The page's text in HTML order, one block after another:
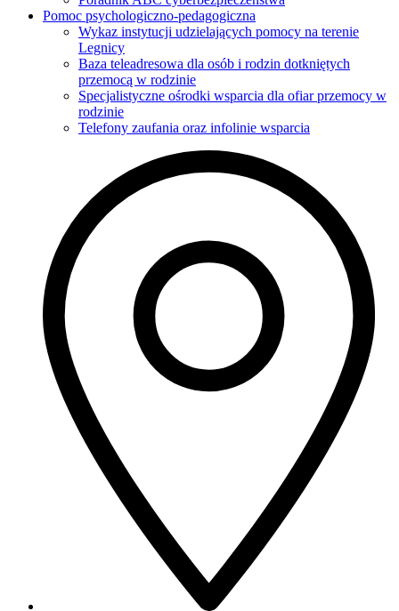
Pomoc psychologiczno-pedagogiczna
Wykaz instytucji udzielających pomocy na terenie
Legnicy
Baza teleadresowa dla osób i rodzin dotkniętych
przemocą w rodzinie
Specjalistyczne ośrodki wsparcia dla ofiar przemocy w
rodzinie
Telefony zaufania oraz infolinie wsparcia